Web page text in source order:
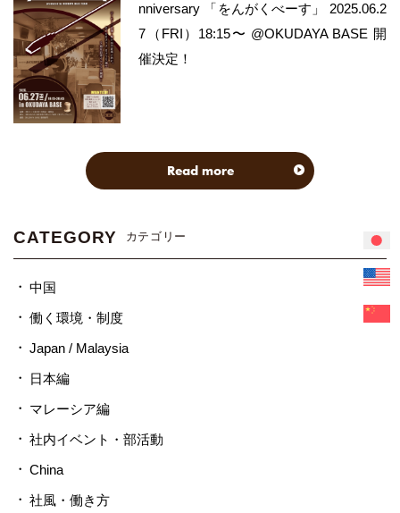
nniversary 「をんがくべーす」 2025.06.2
7（FRI）18:15〜 @OKUDAYA BASE 開
催決定！
Read more
CATEGORY カテゴリー
中国
働く環境・制度
Japan / Malaysia
日本編
マレーシア編
社内イベント・部活動
China
社風・働き方